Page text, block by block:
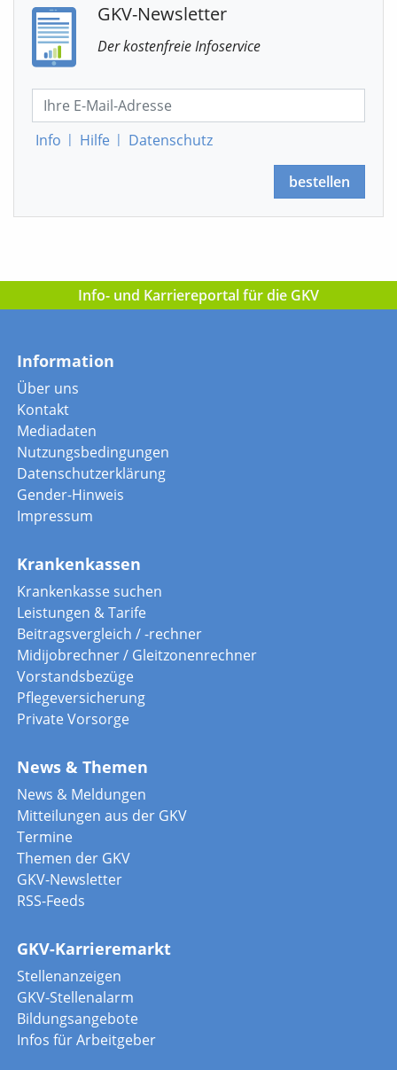
GKV-Newsletter
Der kostenfreie Infoservice
Info | Hilfe | Datenschutz
bestellen
Info- und Karriereportal für die GKV
Information
Über uns
Kontakt
Mediadaten
Nutzungsbedingungen
Datenschutzerklärung
Gender-Hinweis
Impressum
Krankenkassen
Krankenkasse suchen
Leistungen & Tarife
Beitragsvergleich / -rechner
Midijobrechner / Gleitzonenrechner
Vorstandsbezüge
Pflegeversicherung
Private Vorsorge
News & Themen
News & Meldungen
Mitteilungen aus der GKV
Termine
Themen der GKV
GKV-Newsletter
RSS-Feeds
GKV-Karrieremarkt
Stellenanzeigen
GKV-Stellenalarm
Bildungsangebote
Infos für Arbeitgeber